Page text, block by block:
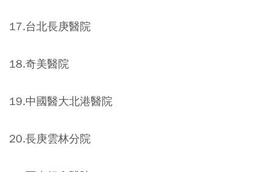
17.台北長庚醫院
18.奇美醫院
19.中國醫大北港醫院
20.長庚雲林分院